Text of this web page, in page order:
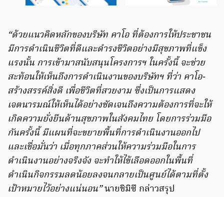
“ด้วยแนวคิดหลักของบริษัท คาโอ ที่ต้องการให้ประชาชน
มีการดำเนินชีวิตที่ดีและดำรงชีวิตอย่างมีสุขภาพที่แข็ง
แรงนั้น การเข้ามาสนับสนุนโครงการฯ ในครั้งนี้ จะช่วย
สะท้อนให้เห็นถึงการดำเนินงานของบริษัทฯ ที่ว่า คาโอ-
สร้างสรรค์สิ่งดี เพื่อชีวิตที่สวยงาม ซึ่งเป็นการแสดง
เจตนารมณ์ให้เห็นได้อย่างชัดเจนถึงความต้องการที่จะให้
เกิดความยั่งยืนด้านสุขภาพในสังคมไทย โดยการร่วมมือ
กันครั้งนี้ มีแผนที่จะขยายพื้นที่การดำเนินงานออกไป
และเชื่อมั่นว่า เมื่อทุกภาคส่วนให้ความร่วมมือในการ
ดำเนินงานอย่างจริงจัง จะทำให้ไข้เลือดออกในพื้นที่
ดำเนินกิจกรรมลดน้อยลงจนกลายเป็นศูนย์ได้ตามที่ตั้ง
เป้าหมายไว้อย่างแน่นอน”นายชิมิซึ กล่าวสรุป